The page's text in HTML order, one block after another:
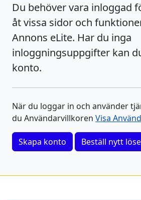
Du behöver vara inloggad
åt vissa sidor och
Annons eLite. Har du inga
inloggningsuppgifter kan
konto.
När du loggar in och använder
du Användarvillkoren Visa
Skapa konto Beställ nytt